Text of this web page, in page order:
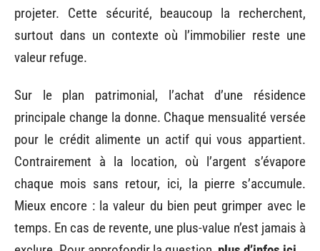
projeter. Cette sécurité, beaucoup la recherchent,
surtout dans un contexte où l’immobilier reste une
valeur refuge.
Sur le plan patrimonial, l’achat d’une résidence
principale change la donne. Chaque mensualité versée
pour le crédit alimente un actif qui vous appartient.
Contrairement à la location, où l’argent s’évapore
chaque mois sans retour, ici, la pierre s’accumule.
Mieux encore : la valeur du bien peut grimper avec le
temps. En cas de revente, une plus-value n’est jamais à